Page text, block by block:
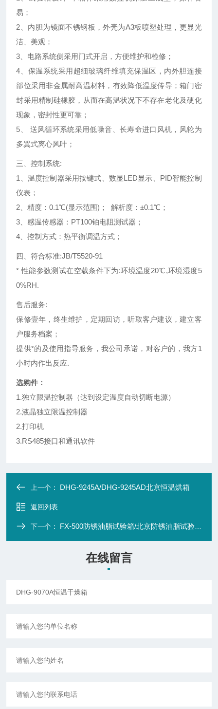
易；
2、内胆为镜面不锈钢板，外壳为A3板喷塑处理，更显光
洁、美观；
3、电路系统侧采用门式开启，方便维护和检修；
4、保温系统采用超细玻璃纤维填充保温区，内外胆连接
部位采用非金属耐高温材料，有效降低温度传导；箱门密
封采用精制硅橡胶，从而在高温状况下不存在老化及硬化
现象，密封性更可靠；
5、 送风循环系统采用低噪音、长寿命进口风机，风轮为
多翼式离心风叶；
三、控制系统:
1、温度控制器采用按键式、数显LED显示、PID智能控制
仪表；
2、精度：0.1℃(显示范围)； 解析度：±0.1℃；
3、感温传感器：PT100铂电阻测试器；
4、控制方式：热平衡调温方式；
四、符合标准:JB/T5520-91
* 性能参数测试在空载条件下为:环境温度20℃,环境湿度5
0%RH.
售后服务:
保修壹年，终生维护，定期回访，听取客户建议，建立客
户服务档案；
提供*的及使用指导服务，我公司承诺，对客户的，我方1
小时内作出反应.
选购件：
1.独立限温控制器（达到设定温度自动切断电源）
2.液晶独立限温控制器
2.打印机
3.RS485接口和通讯软件
上一个： DHG-9245A/DHG-9245AD北京恒温烘箱
返回列表
下一个： FX-500防锈油脂试验箱/北京防锈油脂试验箱
在线留言